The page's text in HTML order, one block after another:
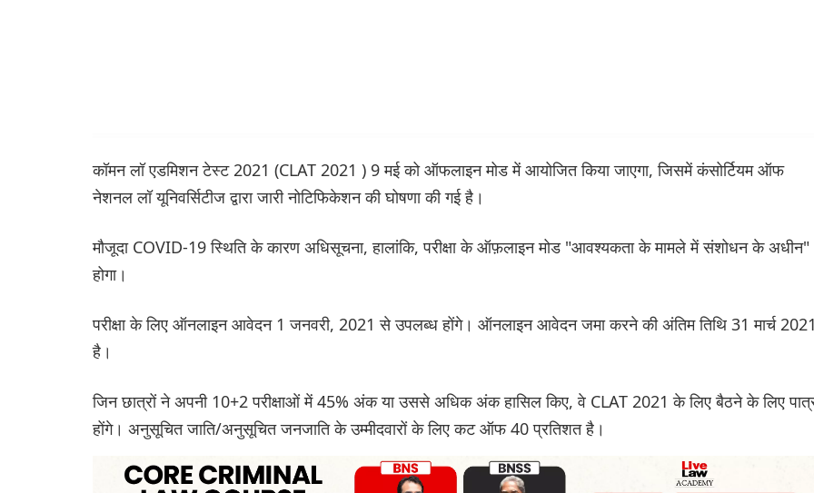
कॉमन लॉ एडमिशन टेस्ट 2021 (CLAT 2021 ) 9 मई को ऑफलाइन मोड में आयोजित किया जाएगा, जिसमें कंसोर्टियम ऑफ
नेशनल लॉ यूनिवर्सिटीज द्वारा जारी नोटिफिकेशन की घोषणा की गई है।
मौजूदा COVID-19 स्थिति के कारण अधिसूचना, हालांकि, परीक्षा के ऑफ़लाइन मोड "आवश्यकता के मामले में संशोधन के अधीन"
होगा।
परीक्षा के लिए ऑनलाइन आवेदन 1 जनवरी, 2021 से उपलब्ध होंगे। ऑनलाइन आवेदन जमा करने की अंतिम तिथि 31 मार्च
है।
जिन छात्रों ने अपनी 10+2 परीक्षाओं में 45% अंक या उससे अधिक अंक हासिल किए, वे CLAT 2021 के लिए बैठने के लिए
होंगे। अनुसूचित जाति/अनुसूचित जनजाति के उम्मीदवारों के लिए कट ऑफ 40 प्रतिशत है।